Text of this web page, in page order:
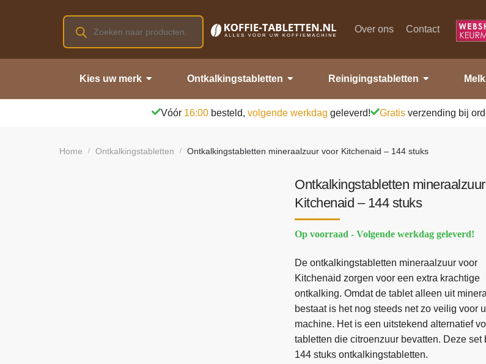
Over ons Contact
Kies uw merk Ontkalkingstabletten Reinigingstabletten
Vóór 16:00 besteld, volgende werkdag geleverd! Gratis verzending bij
Home / Ontkalkingstabletten / Ontkalkingstabletten mineraalzuur voor Kitchenaid – 144 stuks
Ontkalkingstabletten
Kitchenaid – 144 stuks
Op voorraad - Volgende werkdag geleverd!
De ontkalkingstabletten mineraalzuur voor
Kitchenaid zorgen voor een extra krachtige
ontkalking. Omdat de tablet alleen uit
bestaat is het nog steeds net zo veilig voor
machine. Het is een uitstekend alternatief
tabletten die citroenzuur bevatten. Deze set
144 stuks ontkalkingstabletten.